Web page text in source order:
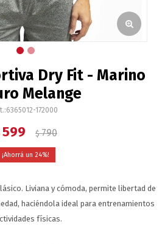
Dry Fit - Marino
Melange
6365012-172000
599 $ 790
24
Liviana y cómoda, permite libertad de
haciéndola ideal para entrenamientos
físicas.